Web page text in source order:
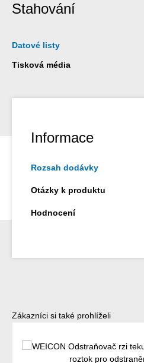
Stahování
Datové listy
Tisková média
Informace
Rozsah dodávky
Otázky k produktu
Hodnocení
Přeskočit galerii produktů
Zákazníci si také prohlíželi